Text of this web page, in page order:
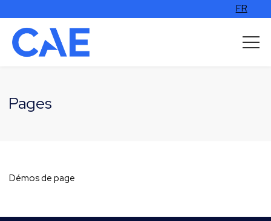
FR
Pages
Démos de page